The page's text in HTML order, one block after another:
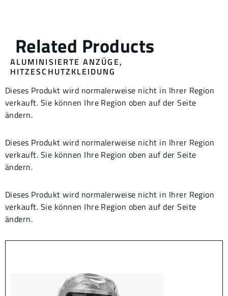
ALUMINISIERTE ANZÜGE,
HITZESCHUTZKLEIDUNG
Dieses Produkt wird normalerweise nicht in Ihrer Region
verkauft. Sie können Ihre Region oben auf der Seite
ändern.
Dieses Produkt wird normalerweise nicht in Ihrer Region
verkauft. Sie können Ihre Region oben auf der Seite
ändern.
Dieses Produkt wird normalerweise nicht in Ihrer Region
verkauft. Sie können Ihre Region oben auf der Seite
ändern.